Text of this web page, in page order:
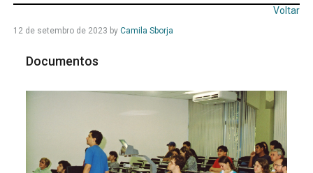
Voltar
12 de setembro de 2023 by Camila Sborja
Documentos